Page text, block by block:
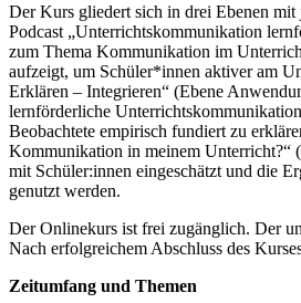
Der Kurs gliedert sich in drei Ebenen
Podcast „Unterrichtskommunikation
zum Thema Kommunikation im
aufzeigt, um Schüler*innen aktiver am
Erklären – Integrieren“ (Ebene
lernförderliche
Beobachtete empirisch fundiert zu
Kommunikation in meinem Unterricht?“
mit Schüler:innen eingeschätzt und die
genutzt werden.
Der Onlinekurs ist frei zugänglich. Der
Nach erfolgreichem Abschluss des
Zeitumfang und Themen